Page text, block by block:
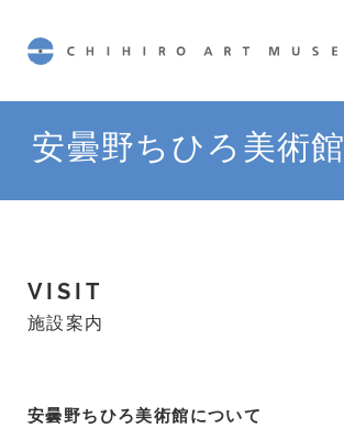
安曇野ちひろ美術館
VISIT
施設案内
安曇野ちひろ美術館について